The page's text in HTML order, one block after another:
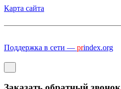
Карта сайта
Поддержка в сети — prindex.org